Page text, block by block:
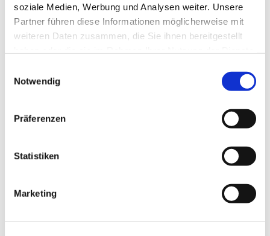
soziale Medien, Werbung und Analysen weiter. Unsere
Partner führen diese Informationen möglicherweise mit
weiteren Daten zusammen, die Sie ihnen bereitgestellt
Notwendig
Präferenzen
Statistiken
MarketingDies könnte Sie auch